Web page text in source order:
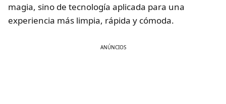
magia, sino de tecnología aplicada para una
experiencia más limpia, rápida y cómoda.
ANÚNCIOS